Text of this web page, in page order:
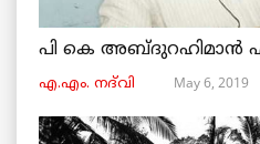
പി കെ അബ്ദുറഹിമാൻ
എ.എം. നദ്‌വി May 6, 2019